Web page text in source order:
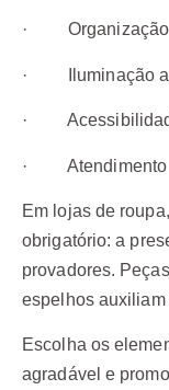
· Organização
· Iluminação
·
· Atendimento
Em lojas de
obrigatório: a
provadores.
espelhos auxiliam
Escolha os
agradável e